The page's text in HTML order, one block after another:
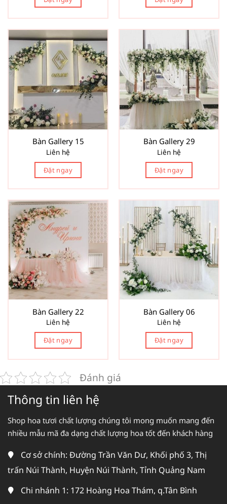
Bàn Gallery 15
Liên hệ
Đặt ngay
Bàn Gallery 29
Liên hệ
Đặt ngay
Bàn Gallery 22
Liên hệ
Đặt ngay
Bàn Gallery 06
Liên hệ
Đặt ngay
Đánh giá
Thông tin liên hệ
Shop hoa tươi chất lượng chúng tôi mong muốn mang đến
nhiều mẫu mã đa dạng chất lượng hoa tốt đến khách hàng
Cơ sở chính: Đường Trần Văn Dư, Khối phố 3, Thị
trấn Núi Thành, Huyện Núi Thành, Tỉnh Quảng Nam
Chi nhánh 1: 172 Hoàng Hoa Thám, q.Tân Bình